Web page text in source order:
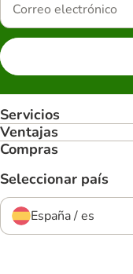
Servicios
Ventajas
Compras
Seleccionar país
España / es